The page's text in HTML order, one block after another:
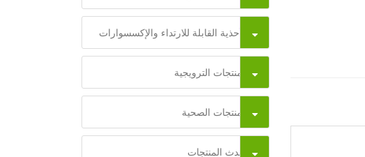
الأحذية القابلة للارتداء والإكسسوارات
المنتجات الترويجية
المنتجات الصحية
أحدث المنتجات